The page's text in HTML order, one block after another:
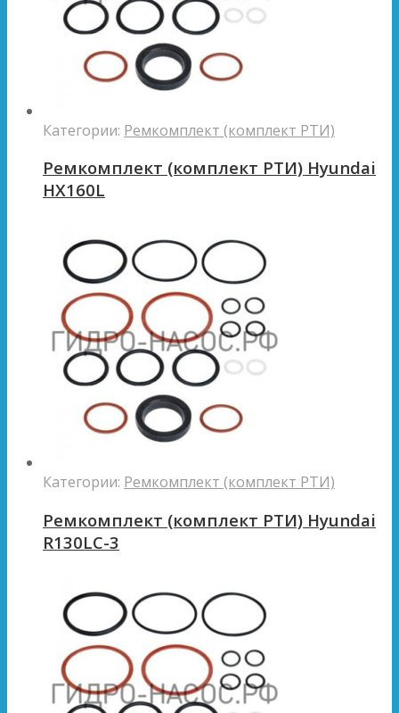
Категории: Ремкомплект (комплект РТИ)
Ремкомплект (комплект РТИ) Hyundai
HX160L
Категории: Ремкомплект (комплект РТИ)
Ремкомплект (комплект РТИ) Hyundai
R130LC-3